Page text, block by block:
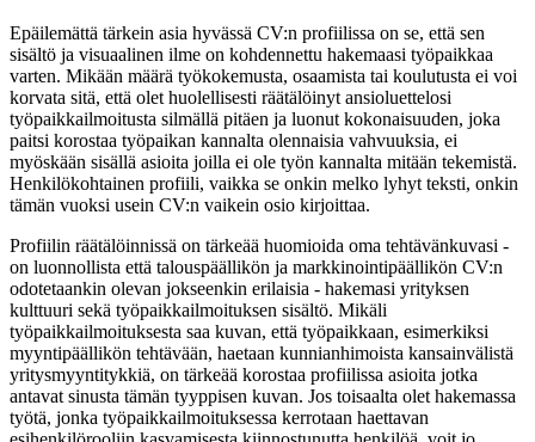
Epäilemättä tärkein asia hyvässä CV:n profiilissa on se, että sen
sisältö ja visuaalinen ilme on kohdennettu hakemaasi työpaikkaa
varten. Mikään määrä työkokemusta, osaamista tai koulutusta ei voi
korvata sitä, että olet huolellisesti räätälöinyt ansioluettelosi
työpaikkailmoitusta silmällä pitäen ja luonut kokonaisuuden, joka
paitsi korostaa työpaikan kannalta olennaisia vahvuuksia, ei
myöskään sisällä asioita joilla ei ole työn kannalta mitään tekemistä.
Henkilökohtainen profiili, vaikka se onkin melko lyhyt teksti, onkin
tämän vuoksi usein CV:n vaikein osio kirjoittaa.
Profiilin räätälöinnissä on tärkeää huomioida oma tehtävänkuvasi -
on luonnollista että talouspäällikön ja markkinointipäällikön CV:n
odotetaankin olevan jokseenkin erilaisia - hakemasi yrityksen
kulttuuri sekä työpaikkailmoituksen sisältö. Mikäli
työpaikkailmoituksesta saa kuvan, että työpaikkaan, esimerkiksi
myyntipäällikön tehtävään, haetaan kunnianhimoista kansainvälistä
yritysmyyntitykkiä, on tärkeää korostaa profiilissa asioita jotka
antavat sinusta tämän tyyppisen kuvan. Jos toisaalta olet hakemassa
työtä, jonka työpaikkailmoituksessa kerrotaan haettavan